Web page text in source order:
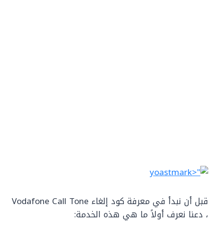
قبل أن نبدأ في معرفة كود إلغاء Vodafone Call Tone
، دعنا نعرف أولاً ما هي هذه الخدمة: